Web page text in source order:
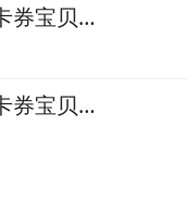
绍 活动手册
册 虚拟订单定制产品手册
微信小商店有卡券宝贝如何设置自动发货
微信小商店无卡券宝贝如何设置自动发货